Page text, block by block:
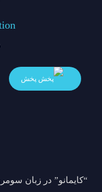
پخش
“کایمانو” در زبان